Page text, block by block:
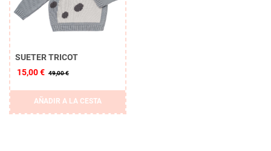
SUETER TRICOT
15,00 € 49,00 €
AÑADIR A LA CESTA